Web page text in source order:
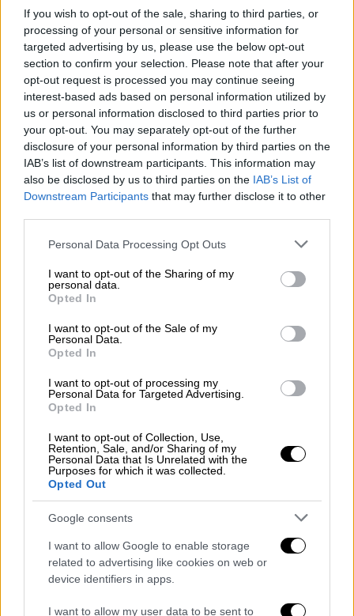
If you wish to opt-out of the sale, sharing to third parties, or
processing of your personal or sensitive information for
targeted advertising by us, please use the below opt-out
section to confirm your selection. Please note that after your
opt-out request is processed you may continue seeing
interest-based ads based on personal information utilized by
us or personal information disclosed to third parties prior to
your opt-out. You may separately opt-out of the further
disclosure of your personal information by third parties on the
IAB’s list of downstream participants. This information may
also be disclosed by us to third parties on the IAB’s List of
Downstream Participants that may further disclose it to other
Please note that this website/app uses one or more Google
not limited to your visit or usage behaviour. You may click to
grant or deny consent to Google and its third-party tags to
use your data for below specified purposes in below Google
consent section.
Personal Data Processing Opt Outs
I want to opt-out of the Sharing of my
personal data.
Opted In
I want to opt-out of the Sale of my
Personal Data.
Opted In
I want to opt-out of processing my
Personal Data for Targeted Advertising.
Opted In
I want to opt-out of Collection, Use,
Retention, Sale, and/or Sharing of my
Personal Data that Is Unrelated with the
Purposes for which it was collected.
Opted Out
Google consents
I want to allow Google to enable storage
related to advertising like cookies on web or
device identifiers in apps.
I want to allow my user data to be sent to
όλα τα βλέμματα
Σινεμά|16.03.2026 11:20
Σημαντικές απουσίες από το «In
Memoriam» των 'Οσκαρ παρά τη
διευρημένη διάρκειά του
Το καθιερωμένο αφιέρωμα στους
εκλιπόντες καλλιτέχνες είχε πολλές
απουσίες